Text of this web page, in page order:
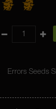
Errors Seeds